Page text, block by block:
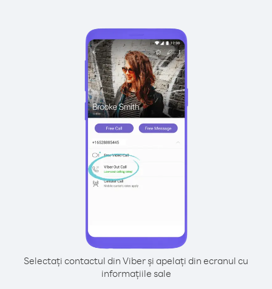
Selectați contactul din Viber și apelați din ecranul cu
informațiile sale